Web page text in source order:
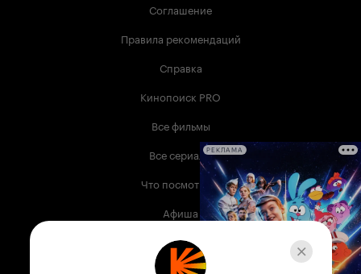
Соглашение
Правила рекомендаций
Справка
Кинопоиск PRO
Все фильмы
Все сериалы
Что посмотреть
Афиша
Музыка
Телепрограмма
РЕКЛАМА